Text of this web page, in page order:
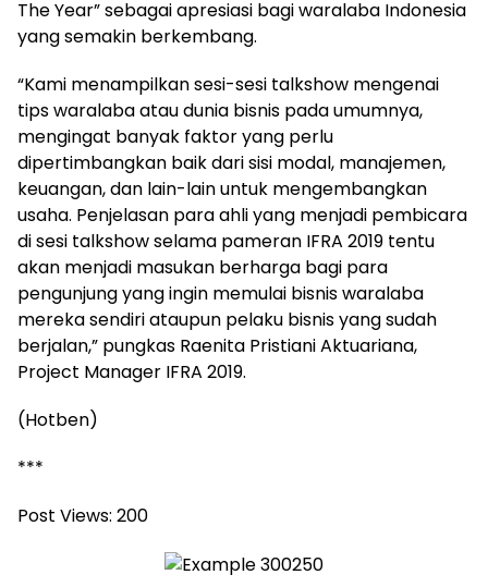
The Year” sebagai apresiasi bagi waralaba Indonesia
yang semakin berkembang.
“Kami menampilkan sesi-sesi talkshow mengenai
tips waralaba atau dunia bisnis pada umumnya,
mengingat banyak faktor yang perlu
dipertimbangkan baik dari sisi modal, manajemen,
keuangan, dan lain-lain untuk mengembangkan
usaha. Penjelasan para ahli yang menjadi pembicara
di sesi talkshow selama pameran IFRA 2019 tentu
akan menjadi masukan berharga bagi para
pengunjung yang ingin memulai bisnis waralaba
mereka sendiri ataupun pelaku bisnis yang sudah
berjalan,” pungkas Raenita Pristiani Aktuariana,
Project Manager IFRA 2019.
(Hotben)
***
Post Views: 200